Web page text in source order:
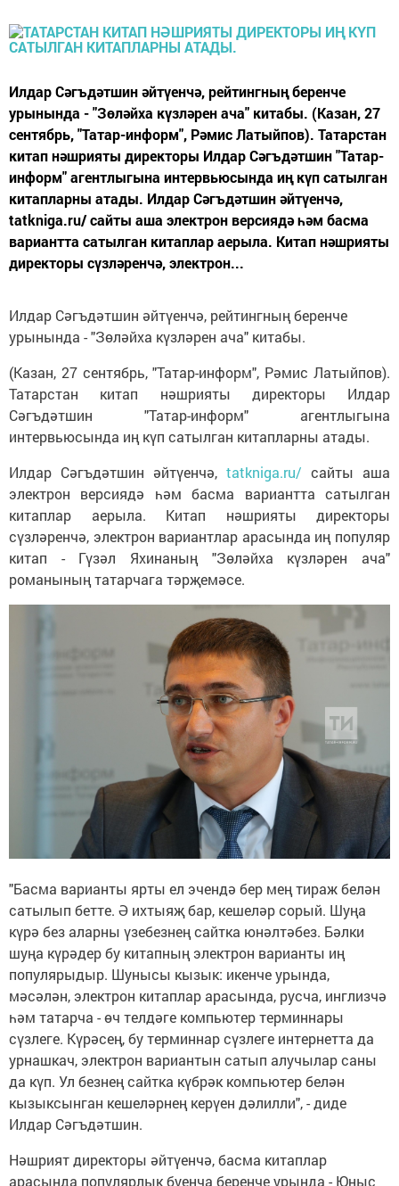
Илдар Сәгъдәтшин әйтүенчә, рейтингның беренче
урынында - "Зөләйха күзләрен ача" китабы. (Казан, 27
сентябрь, "Татар-информ", Рәмис Латыйпов). Татарстан
китап нәшрияты директоры Илдар Сәгъдәтшин "Татар-
информ" агентлыгына интервьюсында иң күп сатылган
китапларны атады. Илдар Сәгъдәтшин әйтүенчә,
tatkniga.ru/ сайты аша электрон версиядә һәм басма
вариантта сатылган китаплар аерыла. Китап нәшрияты
директоры сүзләренчә, электрон...
Илдар Сәгъдәтшин әйтүенчә, рейтингның беренче
урынында - "Зөләйха күзләрен ача" китабы.
(Казан, 27 сентябрь, "Татар-информ", Рәмис Латыйпов).
Татарстан китап нәшрияты директоры Илдар
Сәгъдәтшин "Татар-информ" агентлыгына
интервьюсында иң күп сатылган китапларны атады.
Илдар Сәгъдәтшин әйтүенчә, tatkniga.ru/ сайты аша
электрон версиядә һәм басма вариантта сатылган
китаплар аерыла. Китап нәшрияты директоры
сүзләренчә, электрон вариантлар арасында иң популяр
китап - Гүзәл Яхинаның "Зөләйха күзләрен ача"
романының татарчага тәрҗемәсе.
"Басма варианты ярты ел эчендә бер мең тираж белән
сатылып бетте. Ә ихтыяҗ бар, кешеләр сорый. Шуңа
күрә без аларны үзебезнең сайтка юнәлтәбез. Бәлки
шуңа күрәдер бу китапның электрон варианты иң
популярыдыр. Шунысы кызык: икенче урында,
мәсәлән, электрон китаплар арасында, русча, инглизчә
һәм татарча - өч телдәге компьютер терминнары
сүзлеге. Күрәсең, бу терминнар сүзлеге интернетта да
урнашкач, электрон вариантын сатып алучылар саны
да күп. Ул безнең сайтка күбрәк компьютер белән
кызыксынган кешеләрнең керүен дәлилли", - диде
Илдар Сәгъдәтшин.
Нәшрият директоры әйтүенчә, басма китаплар
арасында популярлык буенча беренче урында - Юныс